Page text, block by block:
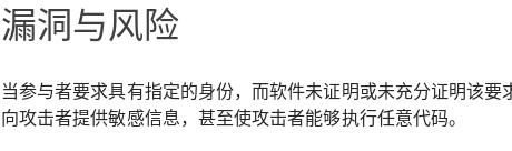
漏洞与风险
当参与者要求具有指定的身份，而软件未证明或未充分证明该
向攻击者提供敏感信息，甚至使攻击者能够执行任意代码。